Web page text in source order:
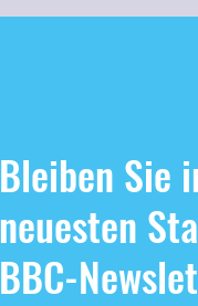
Bleiben Sie
neuesten
BBC-